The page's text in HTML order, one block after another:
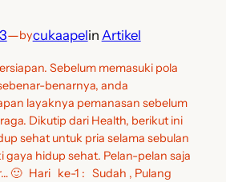
—bycukaapelin Artikel
Sebelum memasuki pola
benarnya, anda
layaknya pemanasan sebelum
Dikutip dari Health, berikut ini
sehat untuk pria selama sebulan
gaya hidup sehat. Pelan-pelan saja
🙂 Hari ke-1 : Sudah , Pulang